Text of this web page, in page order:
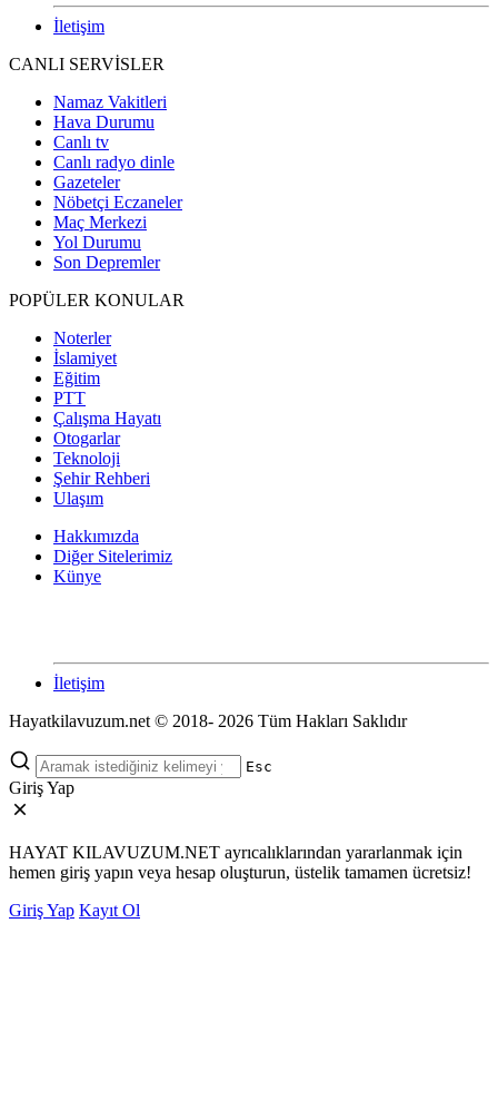
İletişim
CANLI SERVİSLER
Namaz Vakitleri
Hava Durumu
Canlı tv
Canlı radyo dinle
Gazeteler
Nöbetçi Eczaneler
Maç Merkezi
Yol Durumu
Son Depremler
POPÜLER KONULAR
Noterler
İslamiyet
Eğitim
PTT
Çalışma Hayatı
Otogarlar
Teknoloji
Şehir Rehberi
Ulaşım
Hakkımızda
Diğer Sitelerimiz
Künye
İletişim
Hayatkilavuzum.net © 2018- 2026 Tüm Hakları Saklıdır
Esc
Giriş Yap
HAYAT KILAVUZUM.NET ayrıcalıklarından yararlanmak için
hemen giriş yapın veya hesap oluşturun, üstelik tamamen ücretsiz!
Giriş Yap Kayıt Ol